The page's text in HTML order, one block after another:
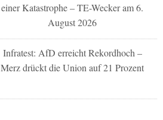
einer Katastrophe – TE-Wecker am 6.
August 2026
Infratest: AfD erreicht Rekordhoch –
Merz drückt die Union auf 21 Prozent